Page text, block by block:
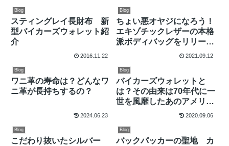
Blog
スティングレイ長財布 新
型バイカーズウォレット紹
介
2016.11.22
Blog
ちょい悪オヤジになろう！
エキゾチックレザーの本格
派ボディバッグをリリー
2021.09.12
Blog
ワニ革の寿命は？どんなワ
ニ革が長持ちするの？
2024.06.23
Blog
バイカーズウォレットと
は？その由来は70年代に一
世を風靡したあのアメリカ
2020.09.06
Blog
こだわり抜いたシルバー
Blog
バックパッカーの聖地 カ